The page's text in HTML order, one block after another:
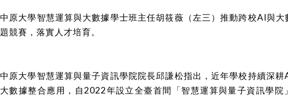
中原大學智慧運算與大數據學士班主任胡筱薇（左三）推動跨校AI與
題競賽，落實人才培育。
中原大學智慧運算與量子資訊學院院長邱謙松指出，近年學校持續深
大數據整合應用，自2022年設立全臺首間「智慧運算與量子資訊學院